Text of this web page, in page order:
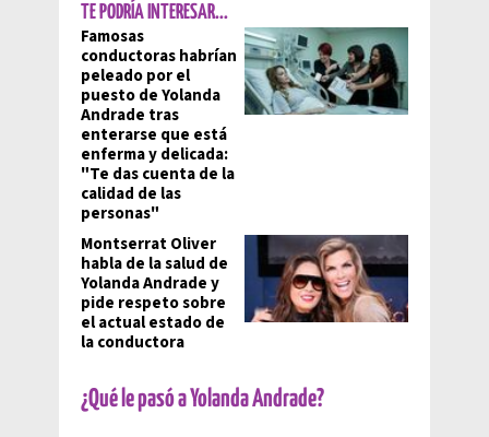
TE PODRÍA INTERESAR...
Famosas
conductoras habrían
peleado por el
puesto de Yolanda
Andrade tras
enterarse que está
enferma y delicada:
"Te das cuenta de la
calidad de las
personas"
Montserrat Oliver
habla de la salud de
Yolanda Andrade y
pide respeto sobre
el actual estado de
la conductora
¿Qué le pasó a Yolanda Andrade?